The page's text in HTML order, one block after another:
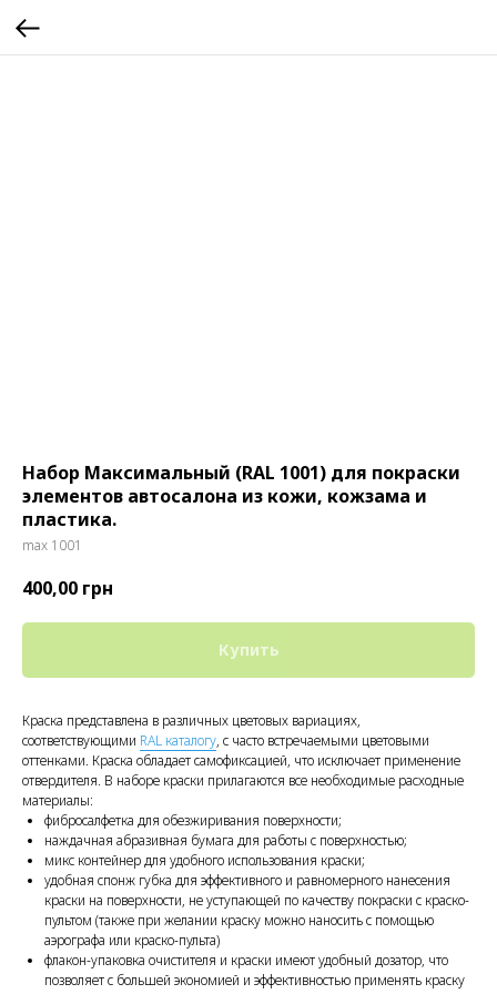
Набор Максимальный (RAL 1001) для покраски
элементов автосалона из кожи, кожзама и
пластика.
max 1001
400,00 грн
Купить
Краска представлена в различных цветовых вариациях,
соответствующими RAL каталогу, с часто встречаемыми цветовыми
оттенками. Краска обладает самофиксацией, что исключает применение
отвердителя. В наборе краски прилагаются все необходимые расходные
материалы:
фибросалфетка для обезжиривания поверхности;
наждачная абразивная бумага для работы с поверхностью;
микс контейнер для удобного использования краски;
удобная спонж губка для эффективного и равномерного нанесения
краски на поверхности, не уступающей по качеству покраски с краско-
пультом (также при желании краску можно наносить с помощью
аэрографа или краско-пульта)
флакон-упаковка очистителя и краски имеют удобный дозатор, что
позволяет с большей экономией и эффективностью применять краску